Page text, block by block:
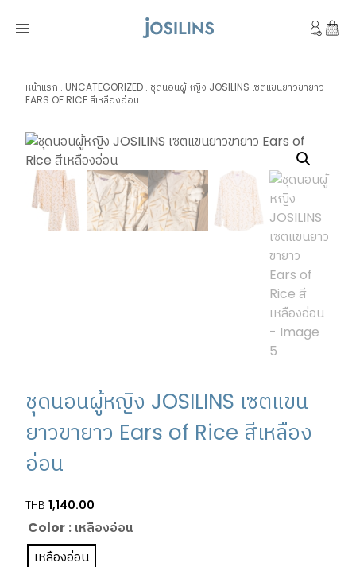
หน้าแรก . UNCATEGORIZED . ชุดนอนผู้หญิง JOSILINS เซตแขนยาวขายาว
EARS OF RICE สีเหลืองอ่อน
ชุดนอนผู้หญิง JOSILINS เซตแขน
ยาวขายาว Ears of Rice สีเหลือง
อ่อน
THB 1,140.00
Color : เหลืองอ่อน
เหลืองอ่อน